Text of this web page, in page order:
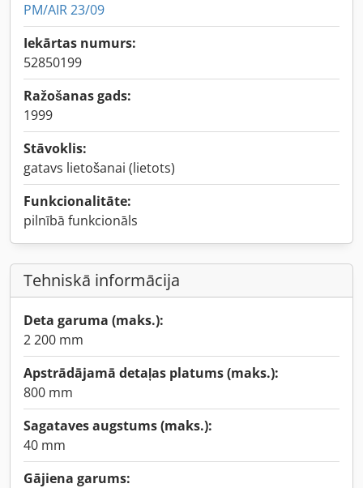
PM/AIR 23/09
Iekārtas numurs:
52850199
Ražošanas gads:
1999
Stāvoklis:
gatavs lietošanai (lietots)
Funkcionalitāte:
pilnībā funkcionāls
Tehniskā informācija
Deta garuma (maks.):
2 200 mm
Apstrādājamā detaļas platums (maks.):
800 mm
Sagataves augstums (maks.):
40 mm
Gājiena garums: